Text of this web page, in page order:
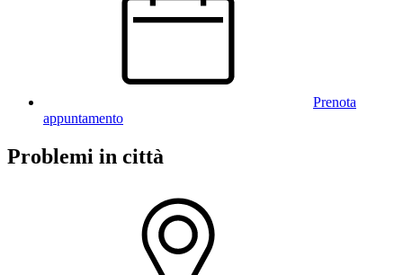
Prenota
appuntamento
Problemi in città